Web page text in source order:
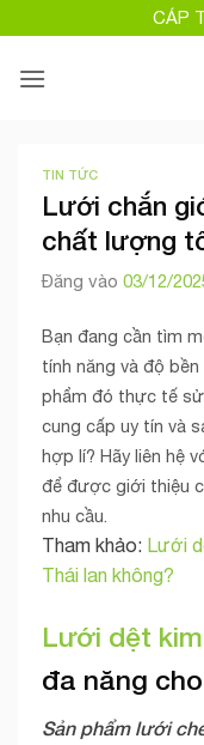
qua
nội
CÁP
TIN TỨC
Lưới chắn
chất lượng
Đăng vào 03/12/
Bạn đang cần tìm
tính năng và độ
phẩm đó thực tế
cung cấp uy tín và
hợp lí? Hãy liên hệ
để được giới thiệu
nhu cầu.
Tham khảo: Lưới
Thái lan không?
Lưới dệt
đa năng
Sản phẩm lưới